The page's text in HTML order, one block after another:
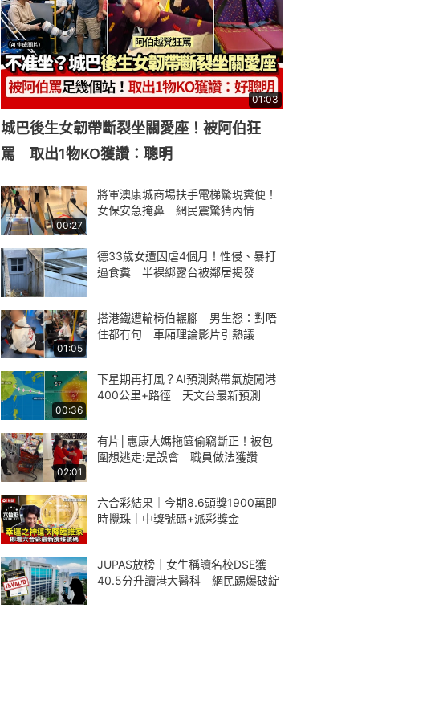
01:03
城巴後生女韌帶斷裂坐關愛座！被阿伯狂
罵 取出1物KO獲讚：聰明
00:27
將軍澳康城商場扶手電梯驚現糞便！
女保安急掩鼻 網民震驚猜內情
德33歲女遭囚虐4個月！性侵、暴打
逼食糞 半裸綁露台被鄰居揭發
01:05
搭港鐵遭輪椅伯輾腳 男生怒：對唔
住都冇句 車廂理論影片引熱議
00:36
下星期再打風？AI預測熱帶氣旋闖港
400公里+路徑 天文台最新預測
02:01
有片│惠康大媽拖篋偷竊斷正！被包
圍想逃走:是誤會 職員做法獲讚
六合彩結果｜今期8.6頭獎1900萬即
時攪珠｜中獎號碼+派彩獎金
JUPAS放榜｜女生稱讀名校DSE獲
40.5分升讀港大醫科 網民踢爆破綻